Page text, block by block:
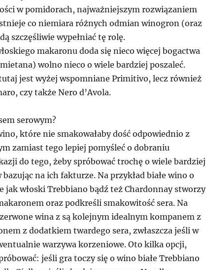
w pomidorach, najważniejszym rozwiązaniem
co niemiara różnych odmian winogron (oraz
szczęśliwie wypełniać tę rolę.
makaronu doda się nieco więcej bogactwa
wolno nieco o wiele bardziej poszaleć.
jest wyżej wspomniane Primitivo, lecz również
czy także Nero d’Avola.
serowym?
które nie smakowałaby dość odpowiednio z
zamiast tego lepiej pomyśleć o dobraniu
do tego, żeby spróbować trochę o wiele bardziej
na ich fakturze. Na przykład białe wino o
jak włoski Trebbiano bądź też Chardonnay stworzy
oraz podkreśli smakowitość sera. Na
wina z są kolejnym idealnym kompanem z
z dodatkiem twardego sera, zwłaszcza jeśli w
warzywa korzeniowe. Oto kilka opcji,
jeśli gra toczy się o wino białe Trebbiano